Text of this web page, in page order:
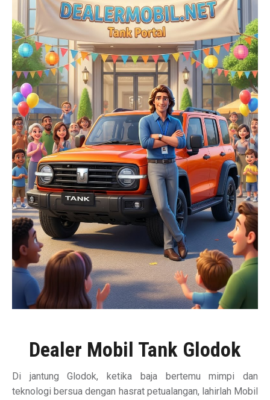
Dealer Mobil Tank Glodok
Di jantung Glodok, ketika baja bertemu mimpi dan
teknologi bersua dengan hasrat petualangan, lahirlah Mobil